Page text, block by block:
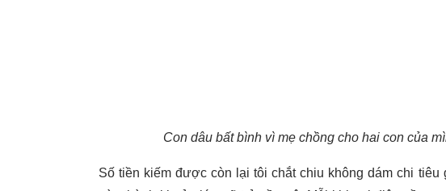
Con dâu bất bình vì mẹ chồng cho hai con của
Số tiền kiếm được còn lại tôi chắt chiu không dám chi tiêu